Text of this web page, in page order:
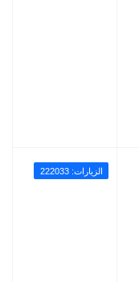
الزيارات: 222033